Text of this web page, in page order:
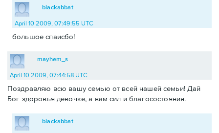
blackabbat
April 10 2009, 07:49:55 UTC
большое спаисбо!
mayhem_s
April 10 2009, 07:44:58 UTC
Поздравляю всю вашу семью от всей нашей семьи! Дай
Бог здоровья девочке, а вам сил и благосостояния.
blackabbat